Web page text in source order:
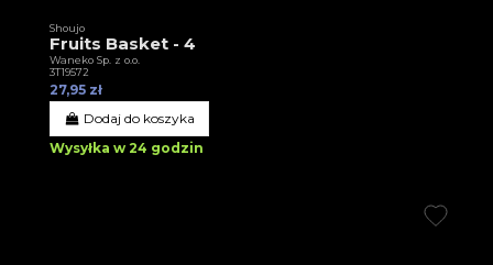
Shoujo
Fruits Basket - 4
Waneko Sp. z o.o.
3T19572
27,95 zł
Dodaj do koszyka
Wysyłka w 24 godzin